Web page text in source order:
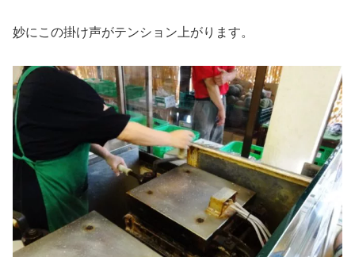
妙にこの掛け声がテンション上がります。